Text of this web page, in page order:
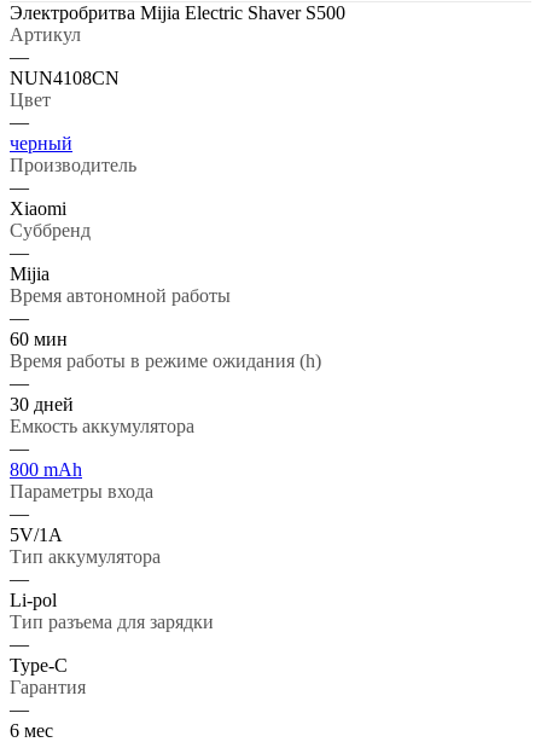
Электробритва Mijia Electric Shaver S500
Артикул
—
NUN4108CN
Цвет
—
черный
Производитель
—
Xiaomi
Суббренд
—
Mijia
Время автономной работы
—
60 мин
Время работы в режиме ожидания (h)
—
30 дней
Емкость аккумулятора
—
800 mAh
Параметры входа
—
5V/1А
Тип аккумулятора
—
Li-pol
Тип разъема для зарядки
—
Type-C
Гарантия
—
6 мес